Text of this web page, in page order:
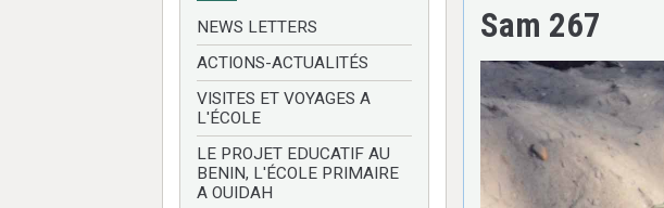
Sam 267
NEWS LETTERS
ACTIONS-ACTUALITÉS
VISITES ET VOYAGES A
L'ÉCOLE
LE PROJET EDUCATIF AU
BENIN, L'ÉCOLE PRIMAIRE
A OUIDAH